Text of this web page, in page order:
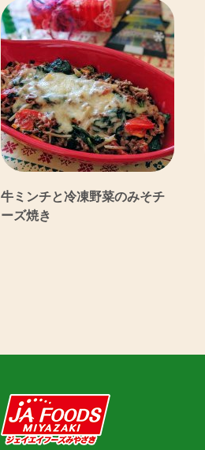
牛ミンチと冷凍野菜のみそチ
ーズ焼き